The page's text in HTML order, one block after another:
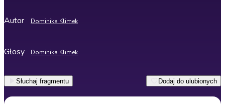
Autor Dominika Klimek
Głosy Dominika Klimek
Słuchaj fragmentu Dodaj do ulubionych